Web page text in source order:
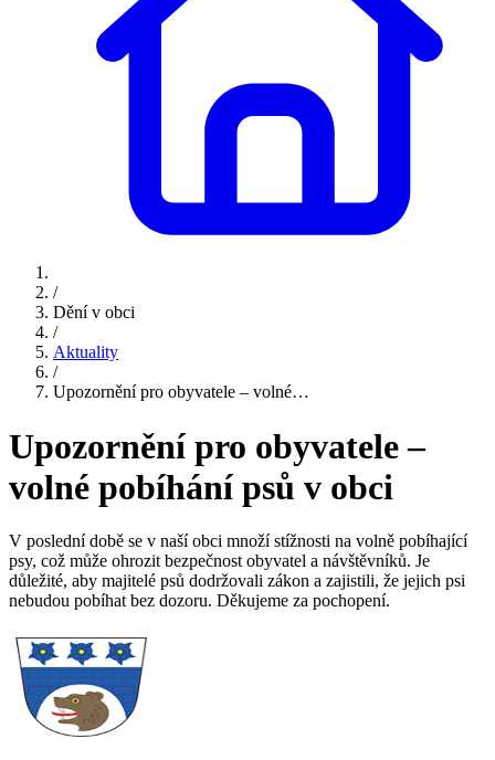
/
Dění v obci
/
Aktuality
/
Upozornění pro obyvatele – volné…
Upozornění pro obyvatele –
volné pobíhání psů v obci
V poslední době se v naší obci množí stížnosti na volně pobíhající
psy, což může ohrozit bezpečnost obyvatel a návštěvníků. Je
důležité, aby majitelé psů dodržovali zákon a zajistili, že jejich psi
nebudou pobíhat bez dozoru. Děkujeme za pochopení.